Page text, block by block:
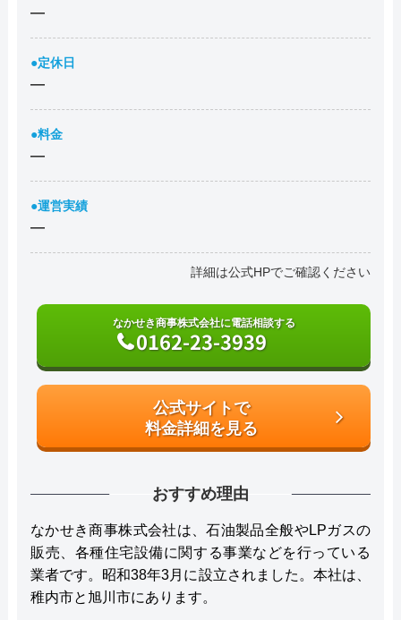
―
●定休日
―
●料金
―
●運営実績
―
詳細は公式HPでご確認ください
なかせき商事株式会社に電話相談する
0162-23-3939
公式サイトで
料金詳細を見る
おすすめ理由
なかせき商事株式会社は、石油製品全般やLPガスの
販売、各種住宅設備に関する事業などを行っている
業者です。昭和38年3月に設立されました。本社は、
稚内市と旭川市にあります。